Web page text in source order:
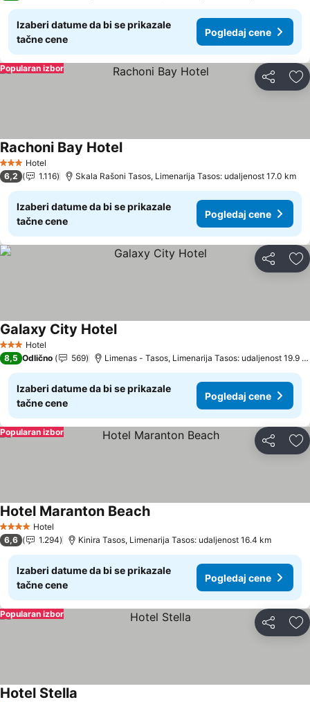
Izaberi datume da bi se prikazale
tačne cene
Pogledaj cene
Deli
Popularan izbor
3 Zvezdice
Hotel
Rachoni Bay HotelPogledaj cene
6,2 1.116 Skala Rašoni Tasos, Limenarija Tasos: udaljenost 17.0 km
Izaberi datume da bi se prikazale
tačne cene
Pogledaj cene
Deli
3 Zvezdice
Hotel
Galaxy City HotelPogledaj cene
8,5 Odlično 569 Limenas - Tasos, Limenarija Tasos: udaljenost 19.9
Izaberi datume da bi se prikazale
tačne cene
Pogledaj cene
Deli
Popularan izbor
4 ZvezdiceHotel
Hotel Maranton BeachPogledaj cene
6,6 1.294 Kinira Tasos, Limenarija Tasos: udaljenost 16.4 km
Izaberi datume da bi se prikazale
tačne cene
Pogledaj cene
Deli
Popularan izbor
Hotel Stella